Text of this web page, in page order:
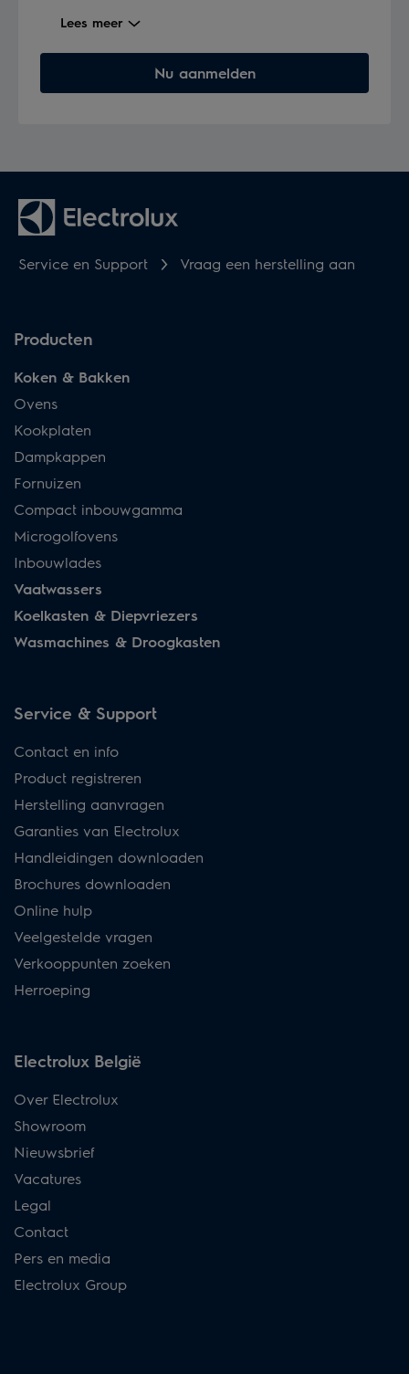
Lees meer
Nu aanmelden
Service en Support Vraag een herstelling aan
Producten
Koken & Bakken
Ovens
Kookplaten
Dampkappen
Fornuizen
Compact inbouwgamma
Microgolfovens
Inbouwlades
Vaatwassers
Koelkasten & Diepvriezers
Wasmachines & Droogkasten
Service & Support
Contact en info
Product registreren
Herstelling aanvragen
Garanties van Electrolux
Handleidingen downloaden
Brochures downloaden
Online hulp
Veelgestelde vragen
Verkooppunten zoeken
Herroeping
Electrolux België
Over Electrolux
Showroom
Nieuwsbrief
Vacatures
Legal
Contact
Pers en media
Electrolux Group